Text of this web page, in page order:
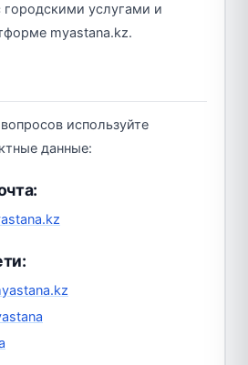
городскими услугами и
myastana.kz.
используйте
данные: